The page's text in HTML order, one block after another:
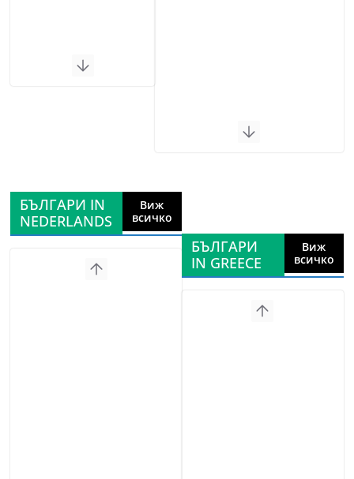
БЪЛГАРИ IN
NEDERLANDS
Виж
всичко
БЪЛГАРИ
IN GREECE
Виж
всичко